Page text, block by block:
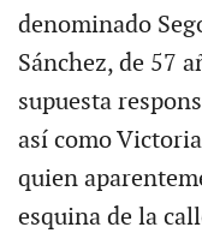
denominado
Sánchez, de 57
supuesta
así como
quien
esquina de la